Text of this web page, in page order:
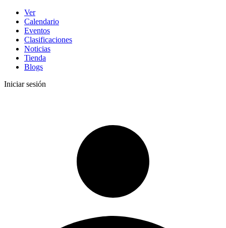
Ver
Calendario
Eventos
Clasificaciones
Noticias
Tienda
Blogs
Iniciar sesión